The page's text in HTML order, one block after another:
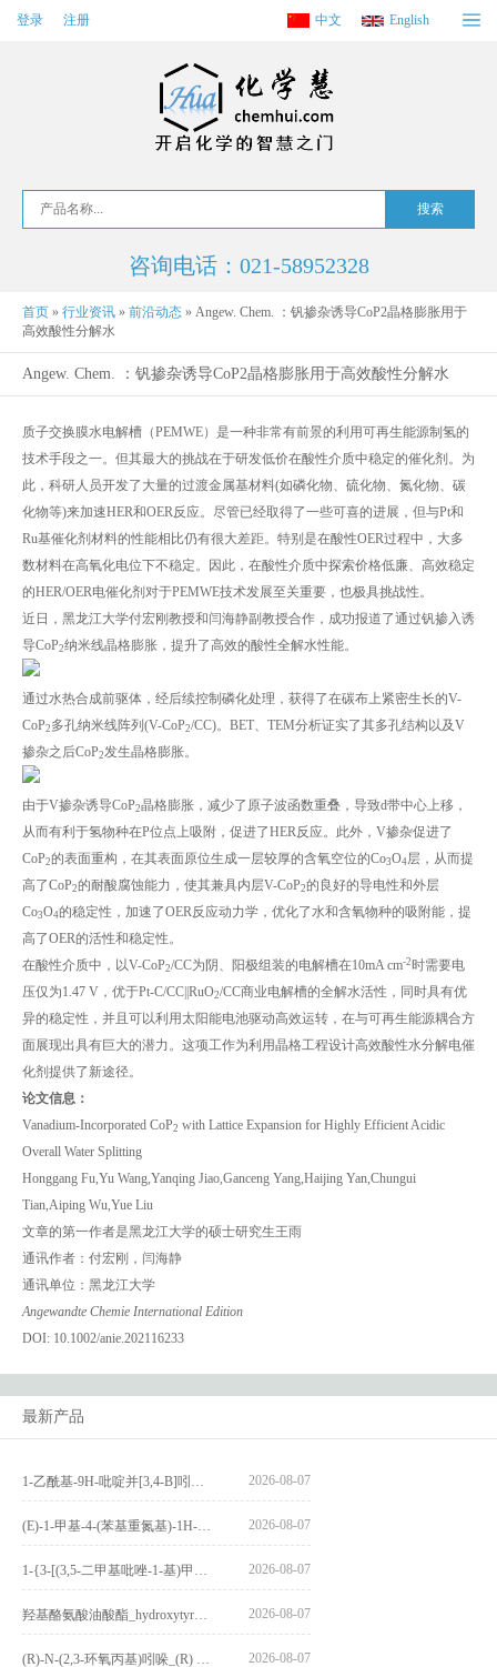
登录 注册 中文 English
咨询电话：021-58952328
首页 » 行业资讯 » 前沿动态 » Angew. Chem. ：钒掺杂诱导CoP2晶格膨胀用于
高效酸性分解水
Angew. Chem. ：钒掺杂诱导CoP2晶格膨胀用于高效酸性分解水
质子交换膜水电解槽（PEMWE）是一种非常有前景的利用可再生能源制氢的
技术手段之一。但其最大的挑战在于研发低价在酸性介质中稳定的催化剂。为
此，科研人员开发了大量的过渡金属基材料(如磷化物、硫化物、氮化物、碳
化物等)来加速HER和OER反应。尽管已经取得了一些可喜的进展，但与Pt和
Ru基催化剂材料的性能相比仍有很大差距。特别是在酸性OER过程中，大多
数材料在高氧化电位下不稳定。因此，在酸性介质中探索价格低廉、高效稳定
的HER/OER电催化剂对于PEMWE技术发展至关重要，也极具挑战性。
近日，黑龙江大学付宏刚教授和闫海静副教授合作，成功报道了通过钒掺入诱
导CoP2纳米线晶格膨胀，提升了高效的酸性全解水性能。
通过水热合成前驱体，经后续控制磷化处理，获得了在碳布上紧密生长的V-
CoP2 多孔纳米线阵列(V-CoP2/CC)。BET、TEM分析证实了其多孔结构以及V
掺杂之后CoP2发生晶格膨胀。
由于V掺杂诱导CoP2晶格膨胀，减少了原子波函数重叠，导致d带中心上移，
从而有利于氢物种在P位点上吸附，促进了HER反应。此外，V掺杂促进了
CoP2的表面重构，在其表面原位生成一层较厚的含氧空位的Co3O4层，从而提
高了CoP2的耐酸腐蚀能力，使其兼具内层V-CoP2的良好的导电性和外层
Co3O4的稳定性，加速了OER反应动力学，优化了水和含氧物种的吸附能，提
高了OER的活性和稳定性。
在酸性介质中，以V-CoP2/CC为阴、阳极组装的电解槽在10mA cm-2 时需要电
压仅为1.47 V，优于Pt-C/CC||RuO2/CC商业电解槽的全解水活性，同时具有优
异的稳定性，并且可以利用太阳能电池驱动高效运转，在与可再生能源耦合方
面展现出具有巨大的潜力。这项工作为利用晶格工程设计高效酸性水分解电催
化剂提供了新途径。
论文信息：
Vanadium-Incorporated CoP2 with Lattice Expansion for Highly Efficient Acidic
Overall Water Splitting
Honggang Fu,Yu Wang,Yanqing Jiao,Ganceng Yang,Haijing Yan,Chungui
Tian,Aiping Wu,Yue Liu
文章的第一作者是黑龙江大学的硕士研究生王雨
通讯作者：付宏刚，闫海静
通讯单位：黑龙江大学
Angewandte Chemie International Edition
DOI: 10.1002/anie.202116233
最新产品
2026-08-07
2026-08-07
2026-08-07
2026-08-07
2026-08-07